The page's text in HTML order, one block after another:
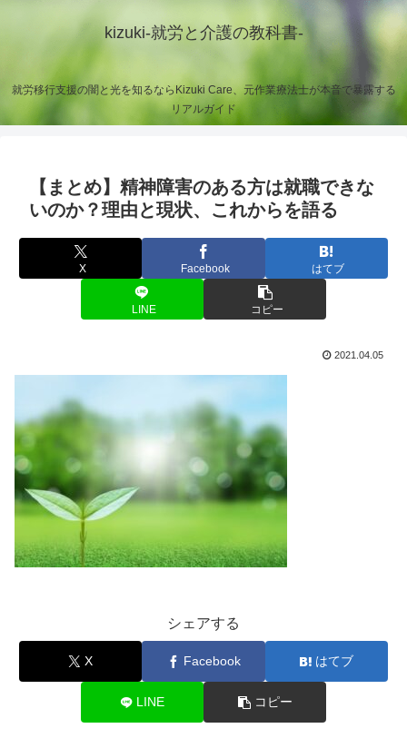
kizuki-就労と介護の教科書-
就労移行支援の闇と光を知るならKizuki Care、元作業療法士が本音で暴露する
リアルガイド
【まとめ】精神障害のある方は就職できな
いのか？理由と現状、これからを語る
X Facebook はてブ
LINE コピー
2021.04.05
シェアする
X Facebook はてブ
LINE コピー